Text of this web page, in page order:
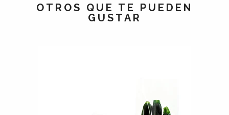
OTROS QUE TE PUEDEN
GUSTAR